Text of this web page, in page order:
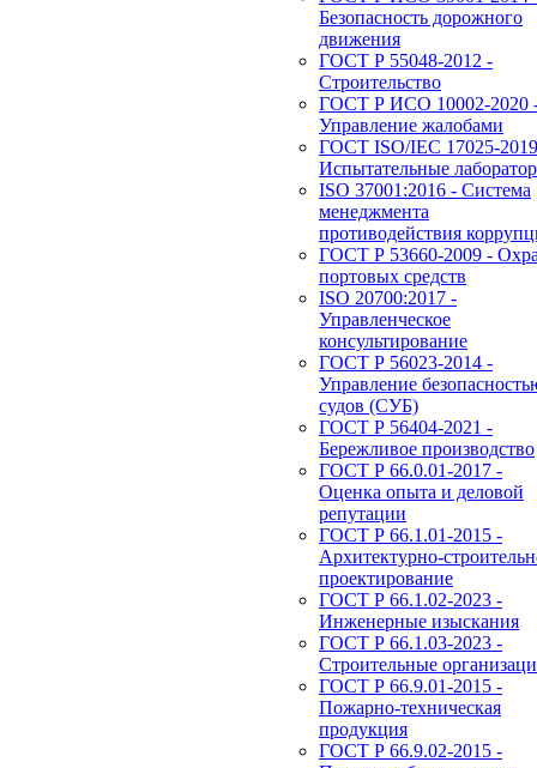
Безопасность дорожного
движения
ГОСТ Р 55048-2012 -
Строительство
ГОСТ Р ИСО 10002-2020
Управление жалобами
ГОСТ ISO/IEC 17025-
Испытательные
ISO 37001:2016 - Система
менеджмента
противодействия
ГОСТ Р 53660-2009 -
портовых средств
ISO 20700:2017 -
Управленческое
консультирование
ГОСТ Р 56023-2014 -
Управление
судов (СУБ)
ГОСТ Р 56404-2021 -
Бережливое производство
ГОСТ Р 66.0.01-2017 -
Оценка опыта и деловой
репутации
ГОСТ Р 66.1.01-2015 -
Архитектурно-
проектирование
ГОСТ Р 66.1.02-2023 -
Инженерные изыскания
ГОСТ Р 66.1.03-2023 -
Строительные
ГОСТ Р 66.9.01-2015 -
Пожарно-техническая
продукция
ГОСТ Р 66.9.02-2015 -